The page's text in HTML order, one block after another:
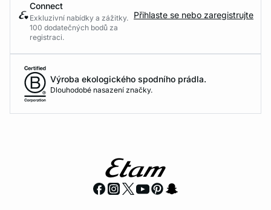
Connect
Exkluzivní nabídky a zážitky.
100 dodatečných bodů za
registraci.
Přihlaste se nebo zaregistrujte
Výroba ekologického spodního prádla.
Dlouhodobé nasazení značky.